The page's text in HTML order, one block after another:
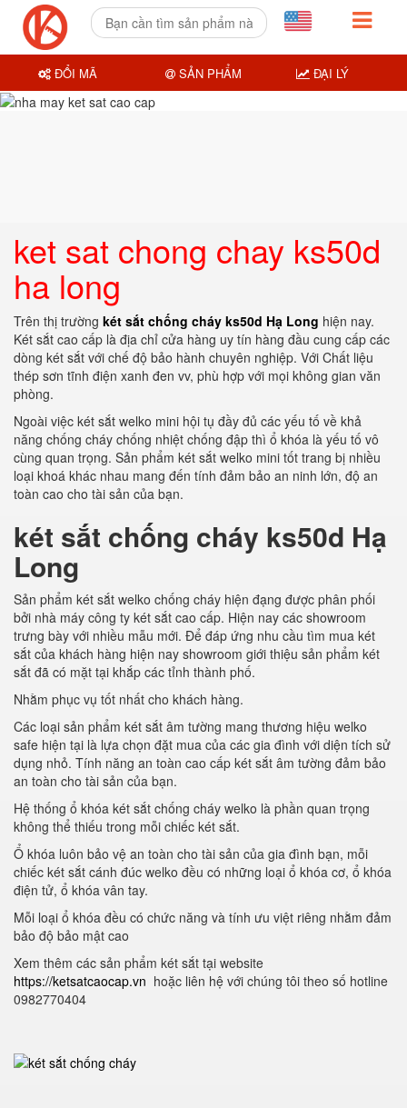
ket sat chong chay ks50d
ha long
Trên thị trường két sắt chống cháy ks50d Hạ Long hiện nay.
Két sắt cao cấp là địa chỉ cửa hàng uy tín hàng đầu cung cấp các
dòng két sắt với chế độ bảo hành chuyên nghiệp. Với Chất liệu
thép sơn tĩnh điện xanh đen vv, phù hợp với mọi không gian văn
phòng.
Ngoài việc két sắt welko mini hội tụ đầy đủ các yếu tố về khả
năng chống cháy chống nhiệt chống đập thì ổ khóa là yếu tố vô
cùng quan trọng. Sản phẩm két sắt welko mini tốt trang bị nhiều
loại khoá khác nhau mang đến tính đảm bảo an ninh lớn, độ an
toàn cao cho tài sản của bạn.
két sắt chống cháy ks50d Hạ
Long
Sản phẩm két sắt welko chống cháy hiện đạng được phân phối
bởi nhà máy công ty két sắt cao cấp. Hiện nay các showroom
trưng bày với nhiều mẫu mới. Để đáp ứng nhu cầu tìm mua két
sắt của khách hàng hiện nay showroom giới thiệu sản phẩm két
sắt đã có mặt tại khắp các tỉnh thành phố.
Nhằm phục vụ tốt nhất cho khách hàng.
Các loại sản phẩm két sắt âm tường mang thương hiệu welko
safe hiện tại là lựa chọn đặt mua của các gia đình với diện tích sử
dụng nhỏ. Tính năng an toàn cao cấp két sắt âm tường đảm bảo
an toàn cho tài sản của bạn.
Hệ thống ổ khóa két sắt chống cháy welko là phần quan trọng
không thể thiếu trong mỗi chiếc két sắt.
Ổ khóa luôn bảo vệ an toàn cho tài sản của gia đình bạn, mỗi
chiếc két sắt cánh đúc welko đều có những loại ổ khóa cơ, ổ khóa
điện tử, ổ khóa vân tay.
Mỗi loại ổ khóa đều có chức năng và tính ưu việt riêng nhằm đảm
bảo độ bảo mật cao
Xem thêm các sản phẩm két sắt tại website
https://ketsatcaocap.vn hoặc liên hệ với chúng tôi theo số hotline
0982770404
ĐỔI MÃ SẢN PHẨM ĐẠI LÝ